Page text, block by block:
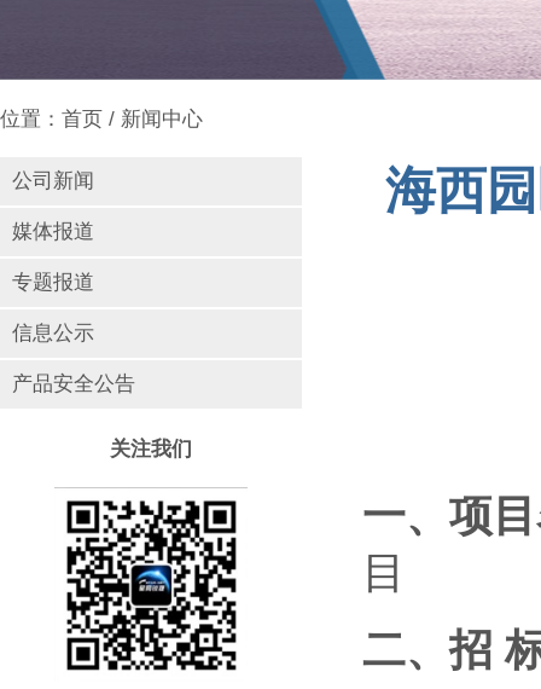
位置： 首页 / 新闻中心
公司新闻
媒体报道
专题报道
信息公示
产品安全公告
关注我们
海西
一、项
目
二、招